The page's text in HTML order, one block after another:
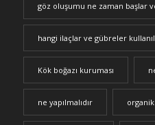
göz oluşumu ne zaman başlar
hangi ilaçlar ve gübreler
Kök boğazı kuruması
ne yapılmalıdır